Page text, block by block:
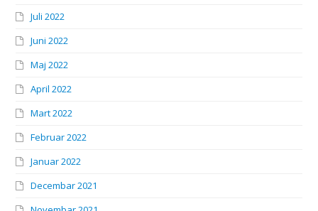
Juli 2022
Juni 2022
Maj 2022
April 2022
Mart 2022
Februar 2022
Januar 2022
Decembar 2021